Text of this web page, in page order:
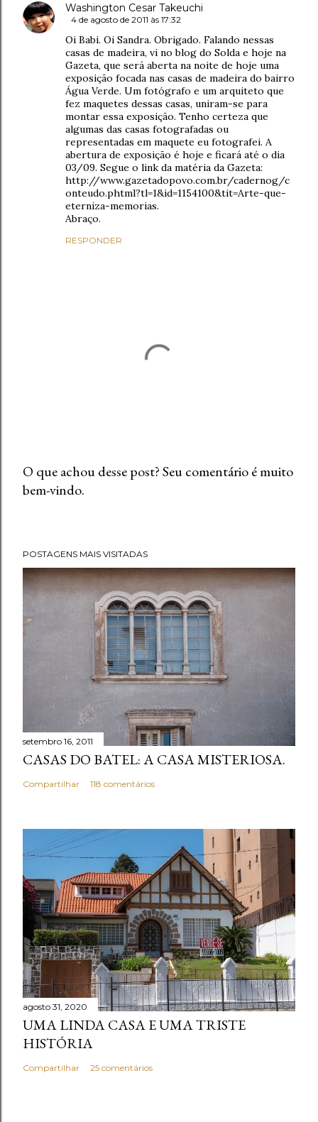
Washington Cesar Takeuchi
4 de agosto de 2011 às 17:32
Oi Babi. Oi Sandra. Obrigado. Falando nessas
casas de madeira, vi no blog do Solda e hoje na
Gazeta, que será aberta na noite de hoje uma
exposição focada nas casas de madeira do bairro
Água Verde. Um fotógrafo e um arquiteto que
fez maquetes dessas casas, uniram-se para
montar essa exposição. Tenho certeza que
algumas das casas fotografadas ou
representadas em maquete eu fotografei. A
abertura de exposição é hoje e ficará até o dia
03/09. Segue o link da matéria da Gazeta:
http://www.gazetadopovo.com.br/cadernog/c
onteudo.phtml?tl=1&id=1154100&tit=Arte-que-
eterniza-memorias.
Abraço.
RESPONDER
P
a
r
u
m
c
t
á
r
i
O que achou desse post? Seu comentário é muito
bem-vindo.
POSTAGENS MAIS VISITADAS
setembro 16, 2011
CASAS DO BATEL: A CASA MISTERIOSA.
Compartilhar 118 comentários
agosto 31, 2020
UMA LINDA CASA E UMA TRISTE
HISTÓRIA
Compartilhar 25 comentários